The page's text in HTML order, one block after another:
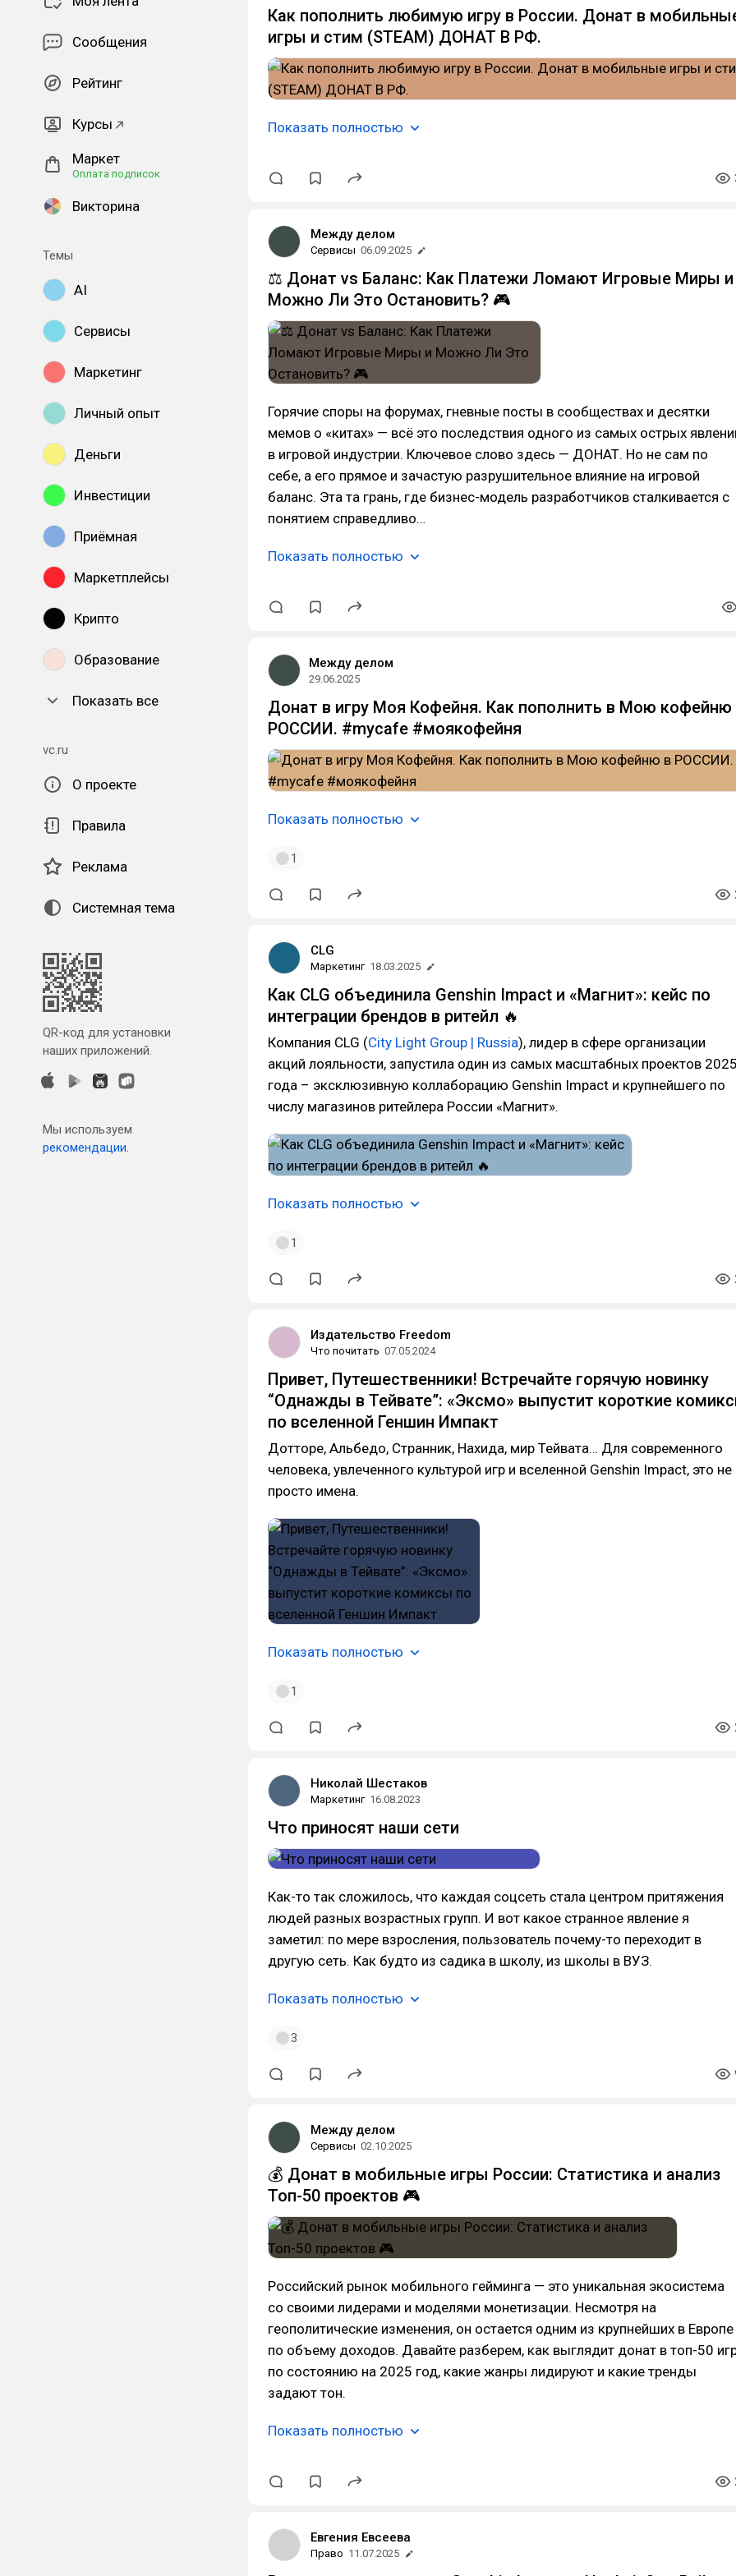
Сообщения
Рейтинг
Курсы
Маркет
Оплата подписок
Викторина
Темы
AI
Сервисы
Маркетинг
Личный опыт
Деньги
Инвестиции
Приёмная
Маркетплейсы
Крипто
Образование
Показать все
vc.ru
О проекте
Правила
Реклама
Системная тема
QR-код для установки
наших приложений.
Мы используем
рекомендации.
Как пополнить любимую игру в России. Донат в
игры и стим (STEAM) ДОНАТ В РФ.
Показать полностью
Между делом
Сервисы 06.09.2025
⚖️ Донат vs Баланс: Как Платежи Ломают Игровые Миры и
Можно Ли Это Остановить? 🎮
Горячие споры на форумах, гневные посты в сообществах и десятки
мемов о «китах» — всё это последствия одного из самых острых
в игровой индустрии. Ключевое слово здесь — ДОНАТ. Но не сам по
себе, а его прямое и зачастую разрушительное влияние на игровой
баланс. Эта та грань, где бизнес-модель разработчиков сталкивается с
понятием справедливо…
Показать полностью
Между делом
29.06.2025
Донат в игру Моя Кофейня. Как пополнить в Мою кофейню
РОССИИ. #mycafe #моякофейня
Показать полностью
1
CLG
Маркетинг 18.03.2025
Как CLG объединила Genshin Impact и «Магнит»: кейс по
интеграции брендов в ритейл 🔥
Компания CLG (City Light Group | Russia), лидер в сфере организации
акций лояльности, запустила один из самых масштабных проектов
года – эксклюзивную коллаборацию Genshin Impact и крупнейшего по
числу магазинов ритейлера России «Магнит».
Показать полностью
1
Издательство Freedom
Что почитать 07.05.2024
Привет, Путешественники! Встречайте горячую новинку
“Однажды в Тейвате”: «Эксмо» выпустит короткие
по вселенной Геншин Импакт
Дотторе, Альбедо, Странник, Нахида, мир Тейвата… Для современного
человека, увлеченного культурой игр и вселенной Genshin Impact, это не
просто имена.
Показать полностью
1
Николай Шестаков
Маркетинг 16.08.2023
Что приносят наши сети
Как-то так сложилось, что каждая соцсеть стала центром притяжения
людей разных возрастных групп. И вот какое странное явление я
заметил: по мере взросления, пользователь почему-то переходит в
другую сеть. Как будто из садика в школу, из школы в ВУЗ.
Показать полностью
3
Между делом
Сервисы 02.10.2025
💰 Донат в мобильные игры России: Статистика и анализ
Топ-50 проектов 🎮
Российский рынок мобильного гейминга — это уникальная экосистема
со своими лидерами и моделями монетизации. Несмотря на
геополитические изменения, он остается одним из крупнейших в Европе
по объему доходов. Давайте разберем, как выглядит донат в топ-50
по состоянию на 2025 год, какие жанры лидируют и какие тренды
задают тон.
Показать полностью
Евгения Евсеева
Право 11.07.2025